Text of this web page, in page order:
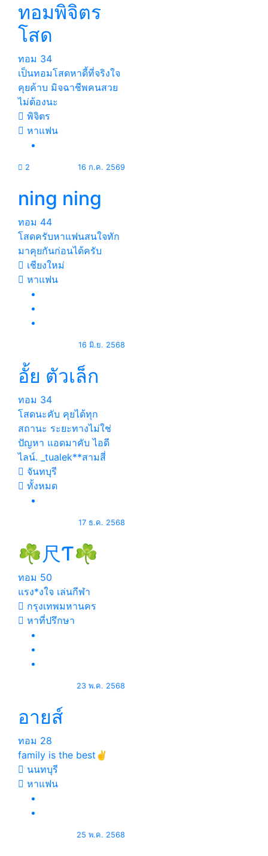
ทอมพิจิตร
โสด
ทอม 34
เป็นทอมโสดหาดี้ที่จริงใจ
คุยค้าบ มิจฉาชีพคนสวย
ไม่ต้องนะ
พิจิตร
หาแฟน
2 16 ก.ค. 2569
ning ning
ทอม 44
โสดครับหาแฟนสนใจทัก
มาคุยกันก่อนได้ครับ
เชียงใหม่
หาแฟน
16 มิ.ย. 2568
อั้ย ตัวเล็ก
ทอม 34
โสดนะคับ คุยได้ทุก
สถานะ ระยะทางไม่ใช่
ปัญหา แอดมาคับ ไอดี
ไลน์. _tualek**สามสี่
จันทบุรี
ทั้งหมด
17 ธ.ค. 2568
☘尺Ƭ☘
ทอม 50
แรง*งใจ เล่นกีฬา
กรุงเทพมหานคร
หาที่ปรึกษา
23 พ.ค. 2568
อายส์
ทอม 28
family is the best✌
นนทบุรี
หาแฟน
25 พ.ค. 2568